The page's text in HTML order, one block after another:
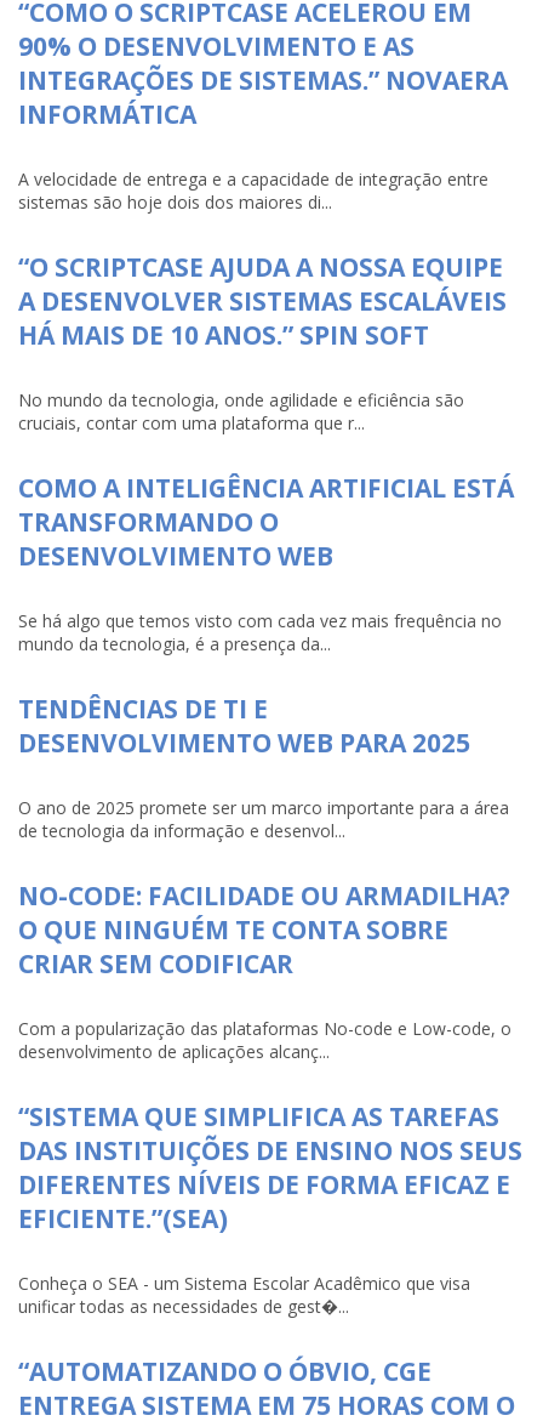
“COMO O SCRIPTCASE ACELEROU EM
90% O DESENVOLVIMENTO E AS
INTEGRAÇÕES DE SISTEMAS.” NOVAERA
INFORMÁTICA
A velocidade de entrega e a capacidade de integração entre
sistemas são hoje dois dos maiores di...
“O SCRIPTCASE AJUDA A NOSSA EQUIPE
A DESENVOLVER SISTEMAS ESCALÁVEIS
HÁ MAIS DE 10 ANOS.” SPIN SOFT
No mundo da tecnologia, onde agilidade e eficiência são
cruciais, contar com uma plataforma que r...
COMO A INTELIGÊNCIA ARTIFICIAL ESTÁ
TRANSFORMANDO O
DESENVOLVIMENTO WEB
Se há algo que temos visto com cada vez mais frequência no
mundo da tecnologia, é a presença da...
TENDÊNCIAS DE TI E
DESENVOLVIMENTO WEB PARA 2025
O ano de 2025 promete ser um marco importante para a área
de tecnologia da informação e desenvol...
NO-CODE: FACILIDADE OU ARMADILHA?
O QUE NINGUÉM TE CONTA SOBRE
CRIAR SEM CODIFICAR
Com a popularização das plataformas No-code e Low-code, o
desenvolvimento de aplicações alcanç...
“SISTEMA QUE SIMPLIFICA AS TAREFAS
DAS INSTITUIÇÕES DE ENSINO NOS SEUS
DIFERENTES NÍVEIS DE FORMA EFICAZ E
EFICIENTE.”(SEA)
Conheça o SEA - um Sistema Escolar Acadêmico que visa
unificar todas as necessidades de gest�...
“AUTOMATIZANDO O ÓBVIO, CGE
ENTREGA SISTEMA EM 75 HORAS COM O